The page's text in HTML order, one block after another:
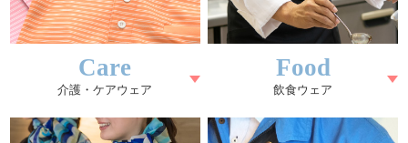
Care
介護・ケアウェア
Food
飲食ウェア